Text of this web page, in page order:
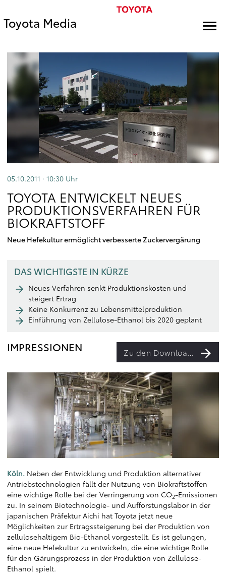
Toyota Media
05.10.2011 · 10:30 Uhr
TOYOTA ENTWICKELT NEUES
PRODUKTIONSVERFAHREN FÜR
BIOKRAFTSTOFF
Neue Hefekultur ermöglicht verbesserte Zuckervergärung
DAS WICHTIGSTE IN KÜRZE
Neues Verfahren senkt Produktionskosten und
steigert Ertrag
Keine Konkurrenz zu Lebensmittelproduktion
Einführung von Zellulose-Ethanol bis 2020 geplant
IMPRESSIONEN Zu den Downloads
Köln. Neben der Entwicklung und Produktion alternativer
Antriebstechnologien fällt der Nutzung von Biokraftstoffen
eine wichtige Rolle bei der Verringerung von CO2-Emissionen
zu. In seinem Biotechnologie- und Aufforstungslabor in der
japanischen Präfektur Aichi hat Toyota jetzt neue
Möglichkeiten zur Ertragssteigerung bei der Produktion von
zellulosehaltigem Bio-Ethanol vorgestellt. Es ist gelungen,
eine neue Hefekultur zu entwickeln, die eine wichtige Rolle
für den Gärungsprozess in der Produktion von Zellulose-
Ethanol spielt.